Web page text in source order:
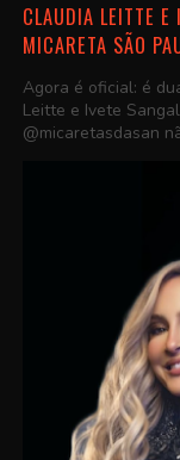
CLAUDIA LEITTE E
MICARETA SÃO
Agora é oficial: é
Leitte e Ivete
@micaretasdasan